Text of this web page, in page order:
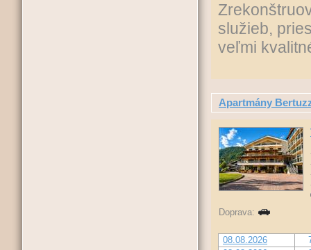
služieb,
veľmi
Apartmány
Doprava:
08.08.2026